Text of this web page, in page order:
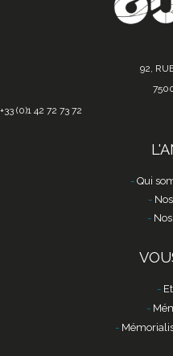
92,
+33 (0)1 42 72 73 72
Qui